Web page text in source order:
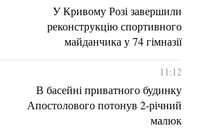
У Кривому Розі завершили
реконструкцію спортивного
майданчика у 74 гімназії
11:12
В басейні приватного будинку
Апостолового потонув 2-річний
малюк